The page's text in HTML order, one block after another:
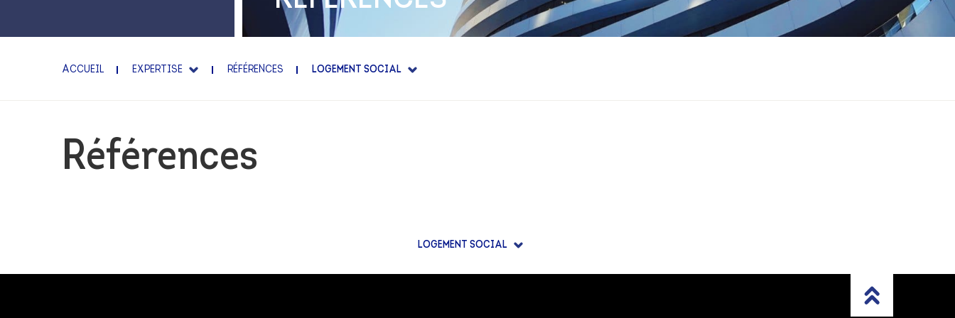
INTERNATIONAL EXPERIENCE
FAMILLE ET PATRIMOINE
ACCUEIL EXPERTISE RÉFÉRENCES LOGEMENT SOCIAL
Références
LOGEMENT SOCIAL